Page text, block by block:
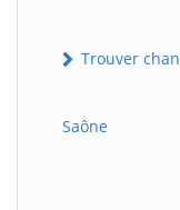
Trouver
Saône